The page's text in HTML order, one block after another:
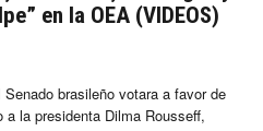
en la OEA (VIDEOS)
brasileño votara a favor de
la presidenta Dilma Rousseff,